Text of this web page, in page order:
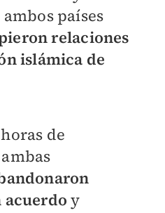
países
relaciones
islámica de
de
acuerdoy